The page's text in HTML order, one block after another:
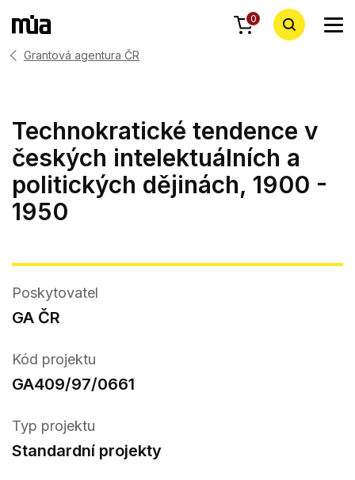
0
Grantová agentura ČR
Technokratické tendence v
českých intelektuálních a
politických dějinách, 1900 -
1950
Poskytovatel
GA ČR
Kód projektu
GA409/97/0661
Typ projektu
Standardní projekty